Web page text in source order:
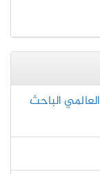
الباحث